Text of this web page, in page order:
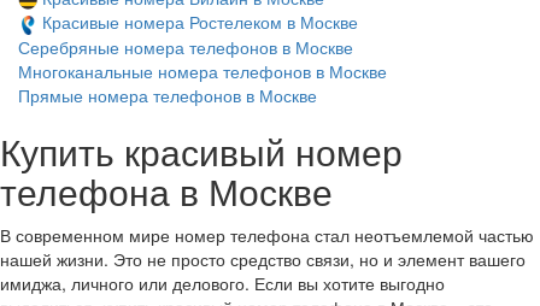
Красивые номера Ростелеком в Москве
Серебряные номера телефонов в Москве
Многоканальные номера телефонов в Москве
Прямые номера телефонов в Москве
Купить красивый номер
телефона в Москве
В современном мире номер телефона стал неотъемлемой частью
нашей жизни. Это не просто средство связи, но и элемент вашего
имиджа, личного или делового. Если вы хотите выгодно